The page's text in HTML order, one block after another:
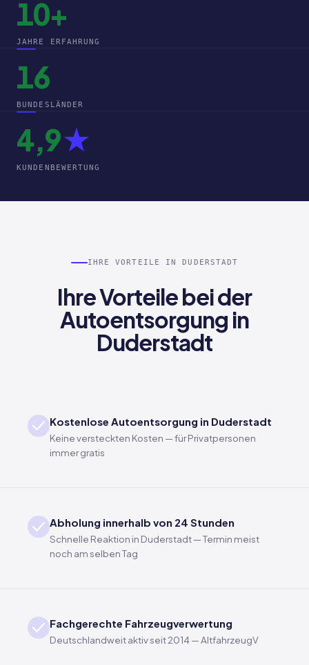
10+
JAHRE ERFAHRUNG
16
BUNDESLÄNDER
4,9★
KUNDENBEWERTUNG
IHRE VORTEILE IN DUDERSTADT
Ihre Vorteile bei der
Autoentsorgung in
Duderstadt
Kostenlose Autoentsorgung in Duderstadt
Keine versteckten Kosten — für Privatpersonen
immer gratis
Abholung innerhalb von 24 Stunden
Schnelle Reaktion in Duderstadt — Termin meist
noch am selben Tag
Fachgerechte Fahrzeugverwertung
Deutschlandweit aktiv seit 2014 — AltfahrzeugV